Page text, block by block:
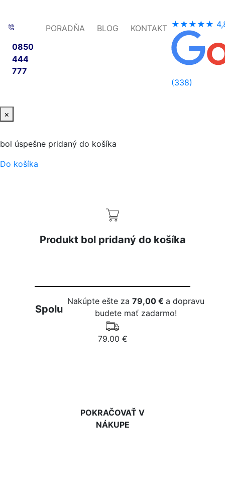
0850
444
777
PORADŇA BLOG KONTAKT ★★★★★
(338)
×
bol úspešne pridaný do košíka
Do košíka
Produkt bol pridaný do košíka
Spolu
Nakúpte ešte za79,00 €a dopravu
budete mať zadarmo!
79.00 €
POKRAČOVAŤ V
NÁKUPE